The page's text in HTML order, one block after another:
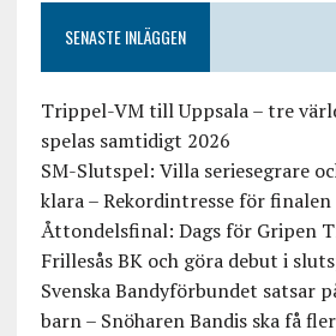
SENASTE INLÄGGEN
Trippel-VM till Uppsala – tre
spelas samtidigt 2026
SM-Slutspel: Villa seriesegrare
klara – Rekordintresse för finalen
Åttondelsfinal: Dags för Gripen
Frillesås BK och göra debut i
Svenska Bandyförbundet satsar
barn – Snöharen Bandis ska få